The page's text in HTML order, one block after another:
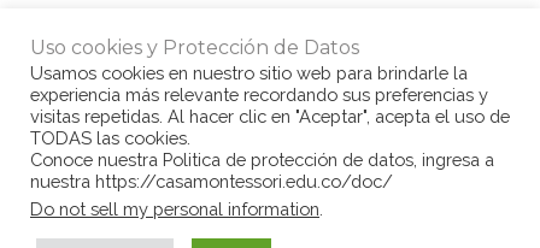
Los esperamos para compartir y dar
nuestraluza los demás de 5.30 pm a 7.30
pm, este miércoles 1ro de Noviembre.
© Copyright Casa Montessori 2017
Uso cookies y Protección de Datos
Usamos cookies en nuestro sitio web para brindarle la
experiencia más relevante recordando sus preferencias y
visitas repetidas. Al hacer clic en "Aceptar", acepta el uso de
TODAS las cookies.
Conoce nuestra Politica de protección de datos, ingresa a
nuestra https://casamontessori.edu.co/doc/
Do not sell my personal information